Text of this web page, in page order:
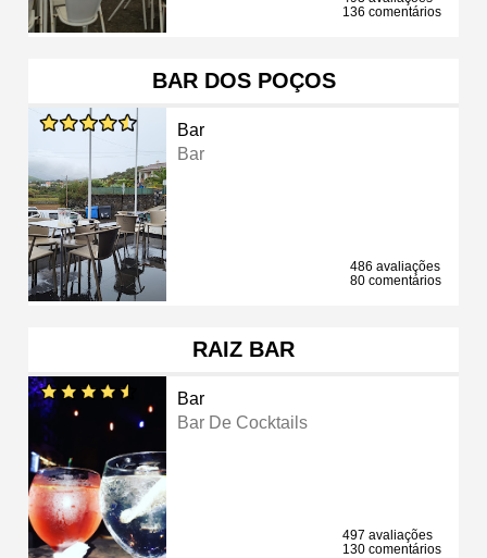
136 comentários
BAR DOS POÇOS
Bar
Bar
486 avaliações
80 comentários
RAIZ BAR
Bar
Bar De Cocktails
497 avaliações
130 comentários